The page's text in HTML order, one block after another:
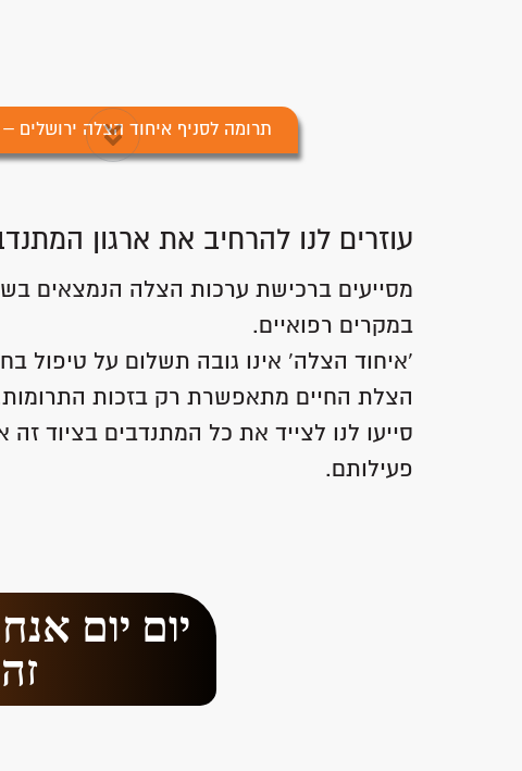
תרומה לסניף איחוד הצלה ירושלים –
עוזרים לנו להרחיב את ארגון
מסייעים ברכישת ערכות הצלה הנמצאים
במקרים רפואיים.
'איחוד הצלה' אינו גובה תשלום על טיפול
הצלת החיים מתאפשרת רק בזכות
סייעו לנו לצייד את כל המתנדבים בציוד
פעילותם.
יום יום